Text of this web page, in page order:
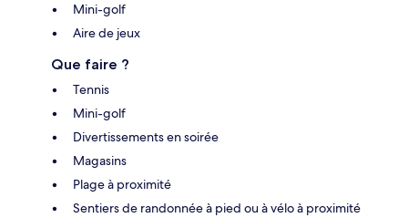
Mini-golf
Aire de jeux
Que faire ?
Tennis
Mini-golf
Divertissements en soirée
Magasins
Plage à proximité
Sentiers de randonnée à pied ou à vélo à proximité